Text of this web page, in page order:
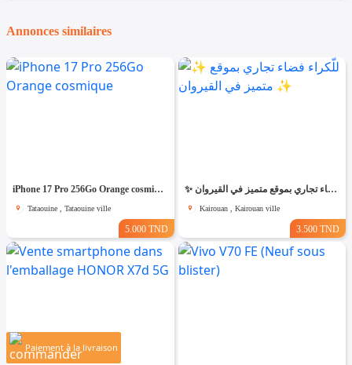
Annonces similaires
iPhone 17 Pro 256Go Orange cosmique
Tataouine , Tataouine ville
5.000 TND
✨ للّكراء فضاء تجاري بموقع متميز في القيروان ✨
Kairouan , Kairouan ville
3.500 TND
Paiement à la livraison